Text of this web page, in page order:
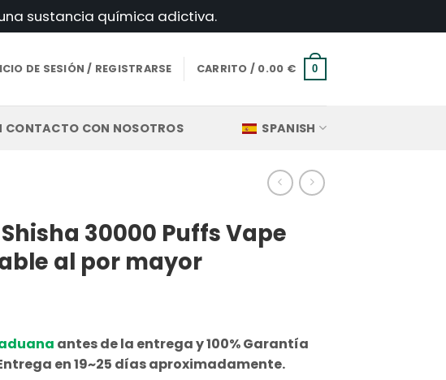
una sustancia química adictiva.
DE SESIÓN / REGISTRARSE CARRITO / 0.00 € 0
CONTACTO CON NOSOTROS SPANISH
30000 Puffs Vape
al por mayor
antes de la entrega y 100% Garantía
en 19~25 días aproximadamente.